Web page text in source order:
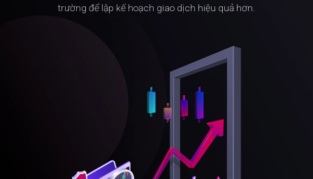
trường để lập kế hoạch giao dịch hiệu quả hơn.